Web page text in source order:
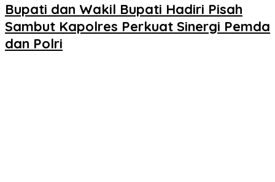
Bupati dan Wakil Bupati Hadiri Pisah
Sambut Kapolres Perkuat Sinergi Pemda
dan Polri